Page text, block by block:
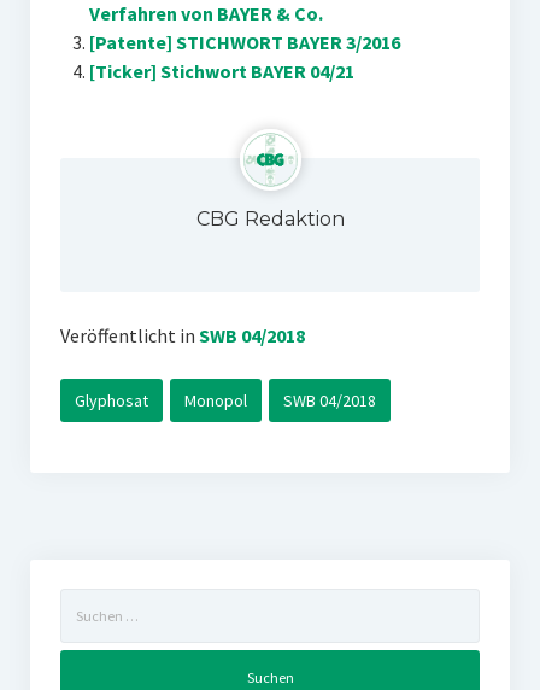
Verfahren von BAYER & Co.
[Patente] STICHWORT BAYER 3/2016
[Ticker] Stichwort BAYER 04/21
CBG Redaktion
Veröffentlicht in SWB 04/2018
Glyphosat Monopol SWB 04/2018
nach: